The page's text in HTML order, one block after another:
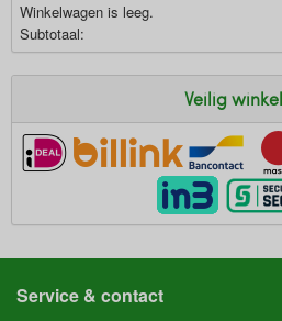
Winkelwagen is leeg.
Subtotaal:
Veilig
Service & contact